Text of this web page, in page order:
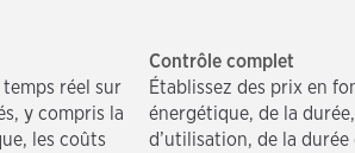
réel sur
y compris la
les coûts
Contrôle complet
Établissez des prix en
énergétique, de la
d’utilisation, de la durée